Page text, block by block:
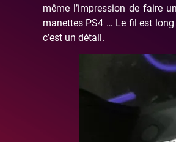
même l’impression de faire
manettes PS4 … Le fil est
c’est un détail.